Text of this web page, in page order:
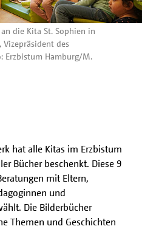
die Kita St. Sophien in
des
Erzbistum Hamburg/M.
hat alle Kitas im Erzbistum
Bücher beschenkt. Diese 9
mit Eltern,
und
Die Bilderbücher
Themen und Geschichten